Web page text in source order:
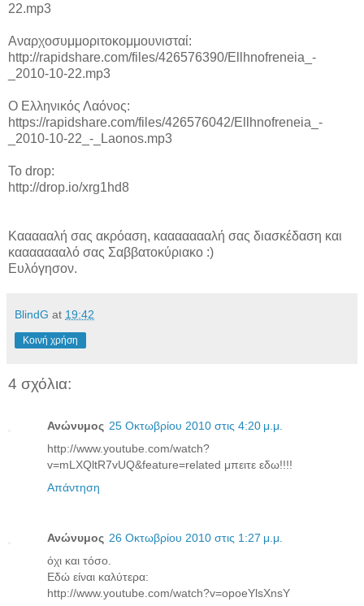
22.mp3
Αναρχοσυμμοριτοκομμουνισταί:
http://rapidshare.com/files/426576390/Ellhnofreneia_-
_2010-10-22.mp3
Ο Ελληνικός Λαόνος:
https://rapidshare.com/files/426576042/Ellhnofreneia_-
_2010-10-22_-_Laonos.mp3
To drop:
http://drop.io/xrg1hd8
Καααααλή σας ακρόαση, καααααααλή σας διασκέδαση και
καααααααλό σας Σαββατοκύριακο :)
Ευλόγησον.
BlindG at 19:42
Κοινή χρήση
4 σχόλια:
Ανώνυμος 25 Οκτωβρίου 2010 στις 4:20 μ.μ.
http://www.youtube.com/watch?
v=mLXQltR7vUQ&feature=related μπειτε εδω!!!!
Απάντηση
Ανώνυμος 26 Οκτωβρίου 2010 στις 1:27 μ.μ.
όχι και τόσο.
Εδώ είναι καλύτερα:
http://www.youtube.com/watch?v=opoeYlsXnsY